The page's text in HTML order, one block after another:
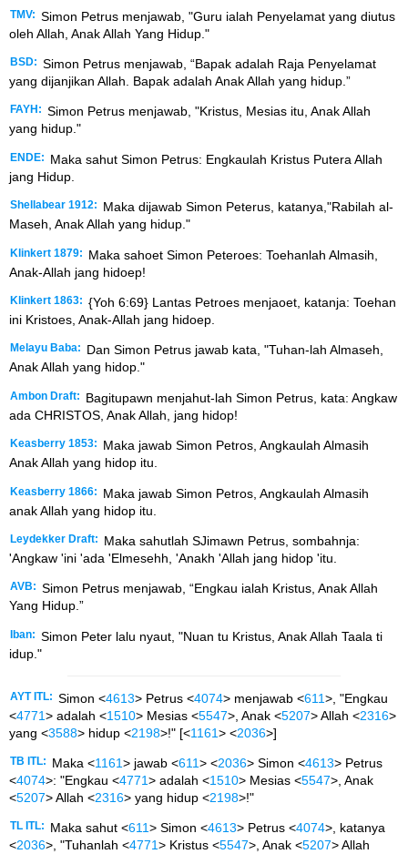
TMV: Simon Petrus menjawab, "Guru ialah Penyelamat yang diutus
oleh Allah, Anak Allah Yang Hidup."
BSD: Simon Petrus menjawab, “Bapak adalah Raja Penyelamat
yang dijanjikan Allah. Bapak adalah Anak Allah yang hidup.”
FAYH: Simon Petrus menjawab, "Kristus, Mesias itu, Anak Allah
yang hidup."
ENDE:
Maka sahut Simon Petrus: Engkaulah Kristus Putera Allah
jang Hidup.
Shellabear 1912:
Maka dijawab Simon Peterus, katanya,"Rabilah al-
Maseh, Anak Allah yang hidup."
Klinkert 1879:
Maka sahoet Simon Peteroes: Toehanlah Almasih,
Anak-Allah jang hidoep!
Klinkert 1863: {Yoh 6:69} Lantas Petroes menjaoet, katanja: Toehan
ini Kristoes, Anak-Allah jang hidoep.
Melayu Baba:
Dan Simon Petrus jawab kata, "Tuhan-lah Almaseh,
Anak Allah yang hidop."
Ambon Draft:
Bagitupawn menjahut-lah Simon Petrus, kata: Angkaw
ada CHRISTOS, Anak Allah, jang hidop!
Keasberry 1853:
Maka jawab Simon Petros, Angkaulah Almasih
Anak Allah yang hidop itu.
Keasberry 1866:
Maka jawab Simon Petros, Angkaulah Almasih
anak Allah yang hidop itu.
Leydekker Draft:
Maka sahutlah SJimawn Petrus, sombahnja:
'Angkaw 'ini 'ada 'Elmesehh, 'Anakh 'Allah jang hidop 'itu.
AVB: Simon Petrus menjawab, “Engkau ialah Kristus, Anak Allah
Yang Hidup.”
Iban: Simon Peter lalu nyaut, "Nuan tu Kristus, Anak Allah Taala ti
idup."
AYT ITL: Simon <4613> Petrus <4074> menjawab <611>, "Engkau
<4771> adalah <1510> Mesias <5547>, Anak <5207> Allah <2316>
yang <3588> hidup <2198>!" [<1161> <2036>]
TB ITL: Maka <1161> jawab <611> <2036> Simon <4613> Petrus
<4074>: "Engkau <4771> adalah <1510> Mesias <5547>, Anak
<5207> Allah <2316> yang hidup <2198>!"
TL ITL: Maka sahut <611> Simon <4613> Petrus <4074>, katanya
<2036>, "Tuhanlah <4771> Kristus <5547>, Anak <5207> Allah